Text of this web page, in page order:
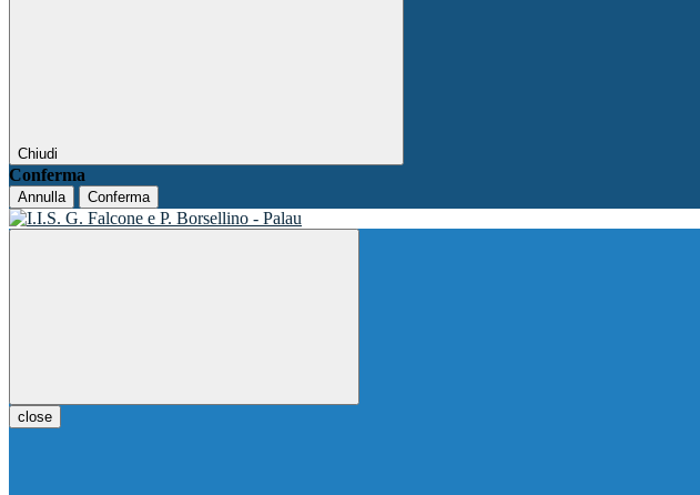
Chiudi
Conferma
Annulla Conferma
close